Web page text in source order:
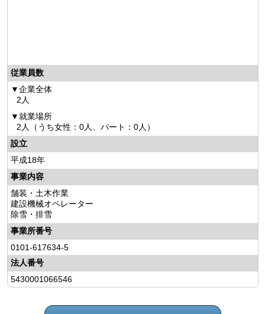
従業員数
企業全体
2人
就業場所
2人（うち女性：0人、パート：0人）
設立
平成18年
事業内容
舗装・土木作業
建設機械オペレーター
除雪・排雪
事業所番号
0101-617634-5
法人番号
5430001066546